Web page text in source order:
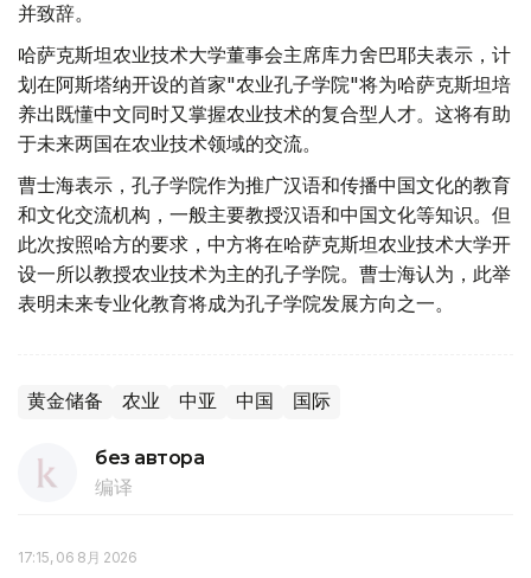
并致辞。
哈萨克斯坦农业技术大学董事会主席库力舍巴耶夫表示，计
划在阿斯塔纳开设的首家"农业孔子学院"将为哈萨克斯坦培
养出既懂中文同时又掌握农业技术的复合型人才。这将有助
于未来两国在农业技术领域的交流。
曹士海表示，孔子学院作为推广汉语和传播中国文化的教育
和文化交流机构，一般主要教授汉语和中国文化等知识。但
此次按照哈方的要求，中方将在哈萨克斯坦农业技术大学开
设一所以教授农业技术为主的孔子学院。曹士海认为，此举
表明未来专业化教育将成为孔子学院发展方向之一。
黄金储备 农业 中亚 中国 国际
без автора
编译
17:15, 06 8月 2026